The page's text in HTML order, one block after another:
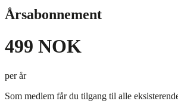
Årsabonnement
499 NOK
per år
Som medlem får du tilgang til alle